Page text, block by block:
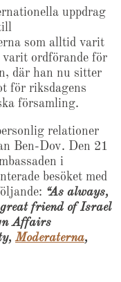
uppdrag
som alltid varit
ordförande för
där han nu sitter
för riksdagens
församling.
relationer
Ben-Dov. Den 21
i
besöket med
“As always,
friend of Israel
Affairs
Moderaterna,